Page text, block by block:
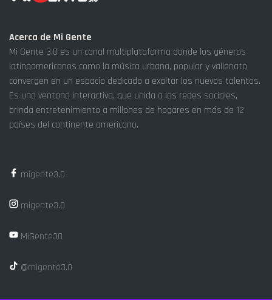
Acerca de Mi Gente
Mi Gente 3.0 es un canal multiplataforma donde los géneros
latinoamericanos como la música urbana, popular y vallenato
convergen en un espacio dedicado a exaltar los nuevos talentos.
Es una ventana interactiva, que unida a las redes sociales,
brinda entretenimiento a millones de hogares en más de 12
países del continente americano.
migente3.0
migente3.0
MiGente30
@migente3.0